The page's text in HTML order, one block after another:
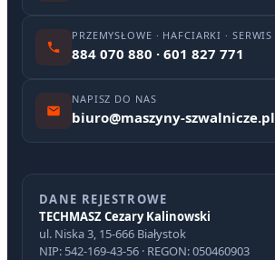
PRZEMYSŁOWE · HAFCIARKI · SERWIS
884 070 880 · 601 827 771
NAPISZ DO NAS
biuro@maszyny-szwalnicze.pl
DANE REJESTROWE
TECHMASZ Cezary Kalinowski
ul. Niska 3, 15-666 Białystok
NIP: 542-169-43-56 · REGON: 050460903